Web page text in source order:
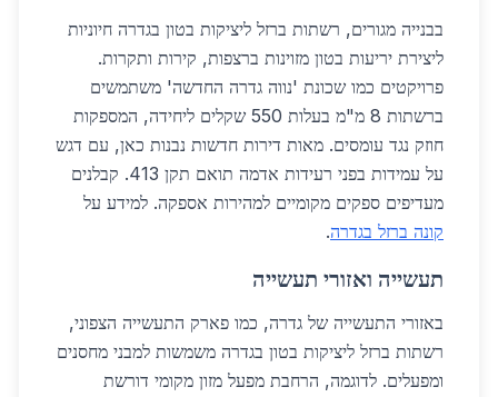
בבנייה מגורים, רשתות ברזל ליציקות בטון בגדרה חיוניות
ליצירת יריעות בטון מזוינות ברצפות, קירות ותקרות.
פרויקטים כמו שכונת 'נווה גדרה החדשה' משתמשים
ברשתות 8 מ"מ בעלות 550 שקלים ליחידה, המספקות
חוזק נגד עומסים. מאות דירות חדשות נבנות כאן, עם דגש
על עמידות בפני רעידות אדמה תואם תקן 413. קבלנים
מעדיפים ספקים מקומיים למהירות אספקה. למידע על
קונה ברזל בגדרה.
תעשייה ואזורי תעשייה
באזורי התעשייה של גדרה, כמו פארק התעשייה הצפוני,
רשתות ברזל ליציקות בטון בגדרה משמשות למבני מחסנים
ומפעלים. לדוגמה, הרחבת מפעל מזון מקומי דורשת